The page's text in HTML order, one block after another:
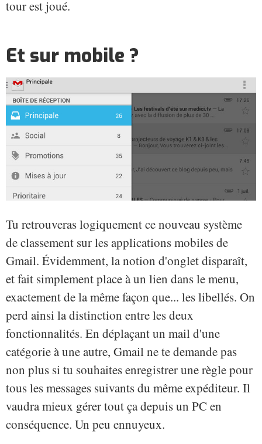
tour est joué.
Et sur mobile ?
Tu retrouveras logiquement ce nouveau système
de classement sur les applications mobiles de
Gmail. Évidemment, la notion d'onglet disparaît,
et fait simplement place à un lien dans le menu,
exactement de la même façon que... les libellés. On
perd ainsi la distinction entre les deux
fonctionnalités. En déplaçant un mail d'une
catégorie à une autre, Gmail ne te demande pas
non plus si tu souhaites enregistrer une règle pour
tous les messages suivants du même expéditeur. Il
vaudra mieux gérer tout ça depuis un PC en
conséquence. Un peu ennuyeux.